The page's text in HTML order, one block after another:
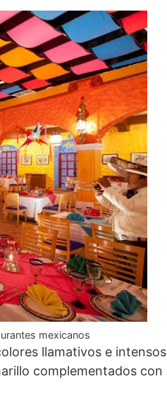
mexicanos
llamativos e intensos
complementados con